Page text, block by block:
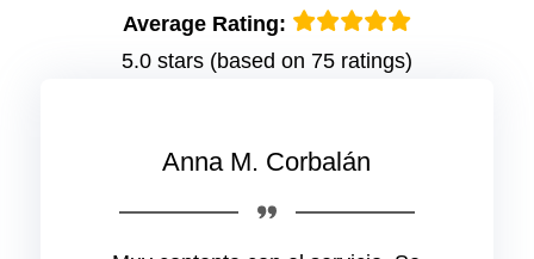
Average Rating:
5.0 stars (based on 75 ratings)
Anna M. Corbalán